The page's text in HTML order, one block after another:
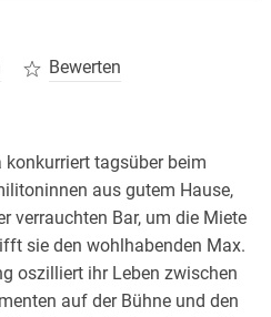
Bewerten
konkurriert tagsüber beim
aus gutem Hause,
verrauchten Bar, um die Miete
sie den wohlhabenden Max.
oszilliert ihr Leben zwischen
auf der Bühne und den